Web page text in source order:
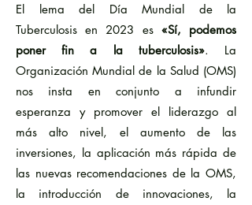
El lema del Día Mundial de la
Tuberculosis en 2023 es «Sí, podemos
poner fin a la tuberculosis». La
Organización Mundial de la Salud (OMS)
nos insta en conjunto a infundir
esperanza y promover el liderazgo al
más alto nivel, el aumento de las
inversiones, la aplicación más rápida de
las nuevas recomendaciones de la OMS,
la introducción de innovaciones, la